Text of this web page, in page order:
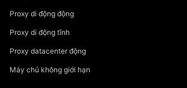
Proxy di động động
Proxy di động tĩnh
Proxy datacenter động
Máy chủ không giới hạn